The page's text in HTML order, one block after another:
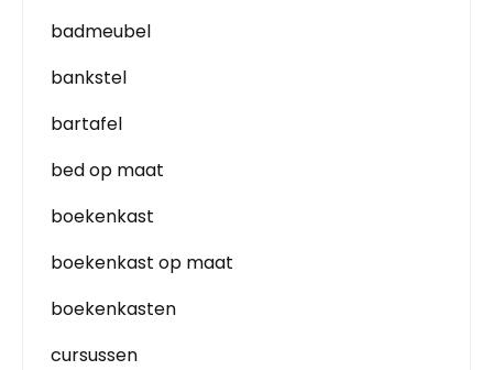
badmeubel
bankstel
bartafel
bed op maat
boekenkast
boekenkast op maat
boekenkasten
cursussen